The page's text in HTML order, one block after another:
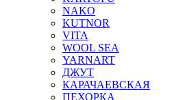
NAKO
KUTNOR
VITA
WOOL SEA
YARNART
ДЖУТ
КАРАЧАЕВСКАЯ
ПЕХОРКА